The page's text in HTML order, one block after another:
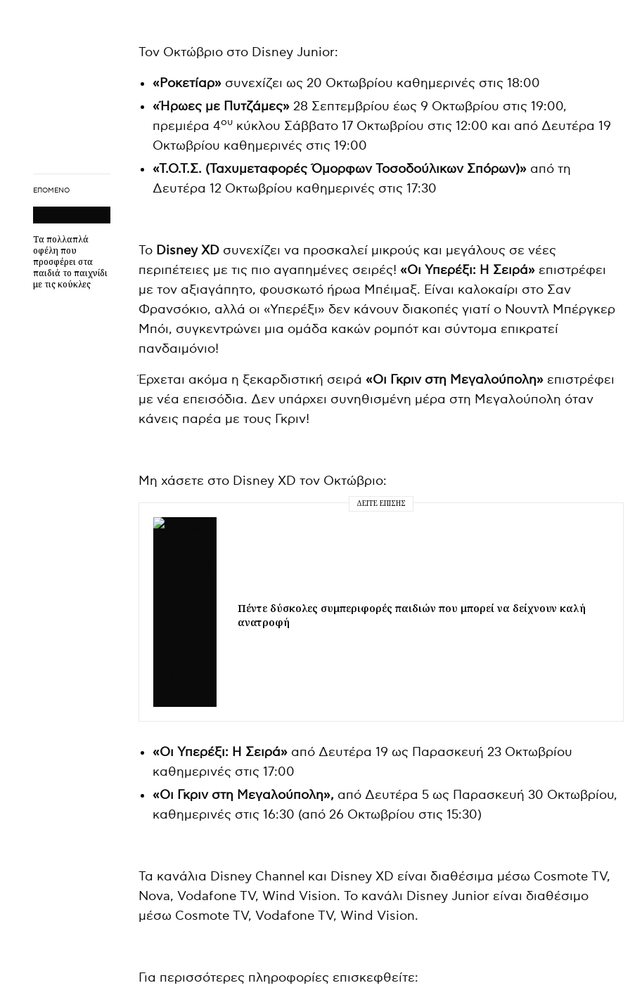
ΕΠΌΜΕΝΟ
Τα πολλαπλά
οφέλη που
προσφέρει στα
παιδιά το παιχνίδι
με τις κούκλες
Τον Οκτώβριο στο Disney Junior:
«Ροκετίαρ» συνεχίζει ως 20 Οκτωβρίου καθημερινές στις 18:00
«Ήρωες με Πυτζάμες» 28 Σεπτεμβρίου έως 9 Οκτωβρίου στις 19:00,
πρεμιέρα 4ου κύκλου Σάββατο 17 Οκτωβρίου στις 12:00 και από Δευτέρα 19
Οκτωβρίου καθημερινές στις 19:00
«Τ.Ο.Τ.Σ. (Ταχυμεταφορές Όμορφων Τοσοδούλικων Σπόρων)» από τη
Δευτέρα 12 Οκτωβρίου καθημερινές στις 17:30
Το Disney XD συνεχίζει να προσκαλεί μικρούς και μεγάλους σε νέες
περιπέτειες με τις πιο αγαπημένες σειρές! «Οι Υπερέξι: Η Σειρά» επιστρέφει
με τον αξιαγάπητο, φουσκωτό ήρωα Μπέιμαξ. Είναι καλοκαίρι στο Σαν
Φρανσόκιο, αλλά οι «Υπερέξι» δεν κάνουν διακοπές γιατί ο Νουντλ Μπέργκερ
Μπόι, συγκεντρώνει μια ομάδα κακών ρομπότ και σύντομα επικρατεί
πανδαιμόνιο!
Έρχεται ακόμα η ξεκαρδιστική σειρά «Οι Γκριν στη Μεγαλούπολη» επιστρέφει
με νέα επεισόδια. Δεν υπάρχει συνηθισμένη μέρα στη Μεγαλούπολη όταν
κάνεις παρέα με τους Γκριν!
Μη χάσετε στο Disney XD τον Οκτώβριο:
ΔΕΊΤΕ ΕΠΊΣΗΣ
Πέντε δύσκολες συμπεριφορές παιδιών που μπορεί να δείχνουν καλή
ανατροφή
«Οι Υπερέξι: Η Σειρά» από Δευτέρα 19 ως Παρασκευή 23 Οκτωβρίου
καθημερινές στις 17:00
«Οι Γκριν στη Μεγαλούπολη», από Δευτέρα 5 ως Παρασκευή 30 Οκτωβρίου,
καθημερινές στις 16:30 (από 26 Οκτωβρίου στις 15:30)
Τα κανάλια Disney Channel και Disney XD είναι διαθέσιμα μέσω Cosmote TV,
Nova, Vodafone TV, Wind Vision. Το κανάλι Disney Junior είναι διαθέσιμο
μέσω Cosmote TV, Vodafone TV, Wind Vision.
Για περισσότερες πληροφορίες επισκεφθείτε: